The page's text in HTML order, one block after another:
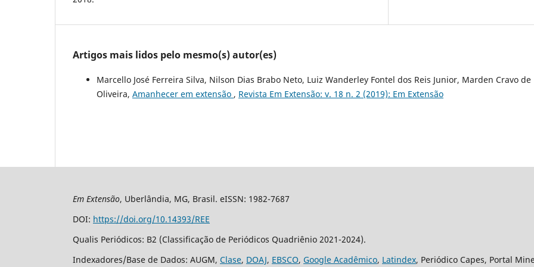
Artigos mais lidos pelo mesmo(s) autor(es)
Marcello José Ferreira Silva, Nilson Dias Brabo Neto, Luiz Wanderley Fontel dos Reis Junior, Marden Cravo de
Oliveira, Amanhecer em extensão , Revista Em Extensão: v. 18 n. 2 (2019): Em Extensão
Em Extensão, Uberlândia, MG, Brasil. eISSN: 1982-7687
DOI: https://doi.org/10.14393/REE
Qualis Periódicos: B2 (Classificação de Periódicos Quadriênio 2021-2024).
Indexadores/Base de Dados: AUGM, Clase, DOAJ, EBSCO, Google Acadêmico, Latindex, Periódico Capes, Portal